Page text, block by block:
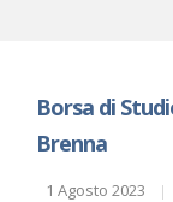
Borsa di
Brenna
1 Agosto 2023